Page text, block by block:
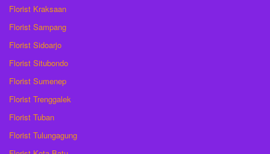
Florist Kraksaan
Florist Sampang
Florist Sidoarjo
Florist Situbondo
Florist Sumenep
Florist Trenggalek
Florist Tuban
Florist Tulungagung